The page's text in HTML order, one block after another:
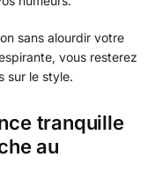
sans alourdir votre
vous resterez
sur le style.
tranquille
au